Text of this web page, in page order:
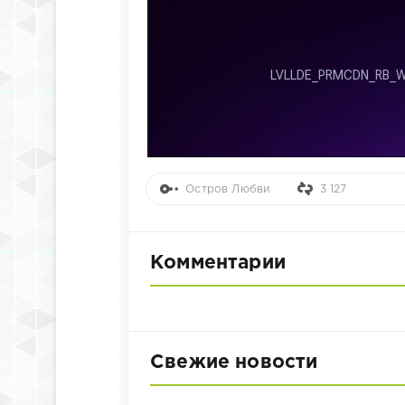
Остров Любви 3 127
Комментарии
Свежие новости